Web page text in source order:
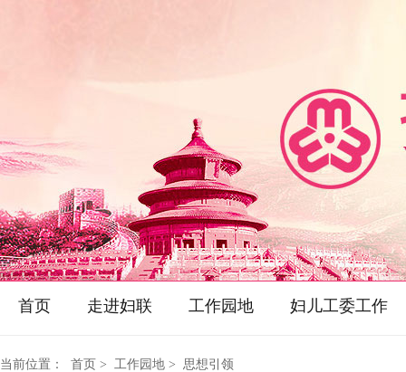
首页 走进妇联 工作园地 妇儿工委工作
当前位置： 首页 > 工作园地 > 思想引领